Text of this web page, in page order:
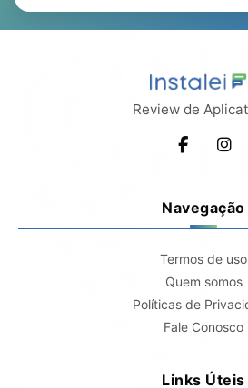
Review de
Navegação
Termos de uso
Quem somos
Políticas de
Fale Conosco
Links Úteis